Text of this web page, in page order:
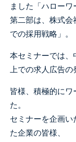
ました「ハローワ
第二部は、株式会
での採用戦略」。
本セミナーでは、
上での求人広告
皆様、積極的に
た。
セミナーを企画
た企業の皆様、